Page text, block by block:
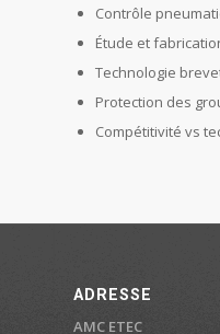
Contrôle
Étude et
Technologie
Protection des
Compétitivité vs
ADRESSE
AMC ETEC